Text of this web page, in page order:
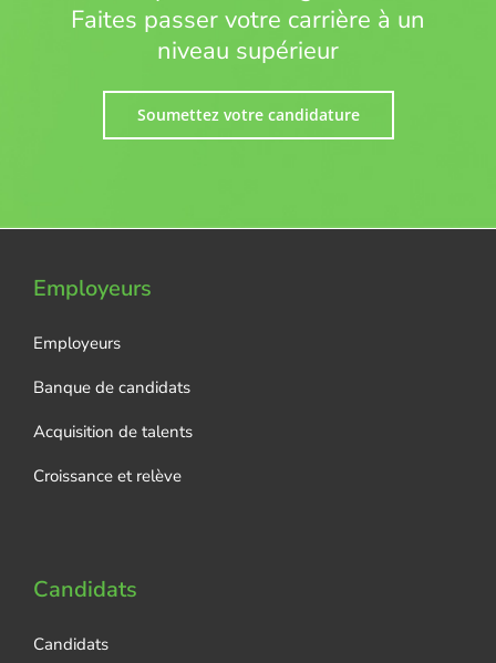
Faites passer votre carrière à un
niveau supérieur
Soumettez votre candidature
Employeurs
Employeurs
Banque de candidats
Acquisition de talents
Croissance et relève
Candidats
Candidats